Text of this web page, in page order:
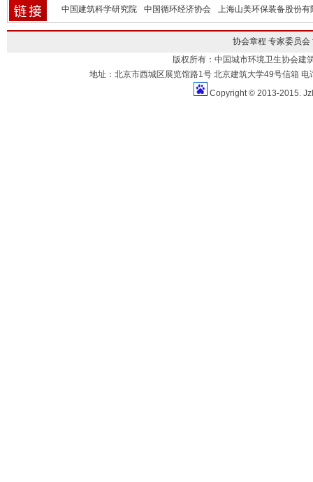
中国建筑科学研究院
中国循环经济协会 上海山美环保装备股份有
协会章程 专家委员会
版权所有：中国城市环境卫生协会建
地址：北京市西城区展览馆路1号 北京建筑大学49号信箱
Copyright © 2013-2015.